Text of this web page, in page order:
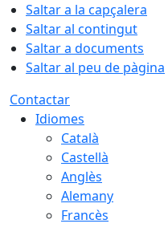
Saltar a la capçalera
Saltar al contingut
Saltar a documents
Saltar al peu de pàgina
Contactar
Idiomes
Català
Castellà
Anglès
Alemany
Francès